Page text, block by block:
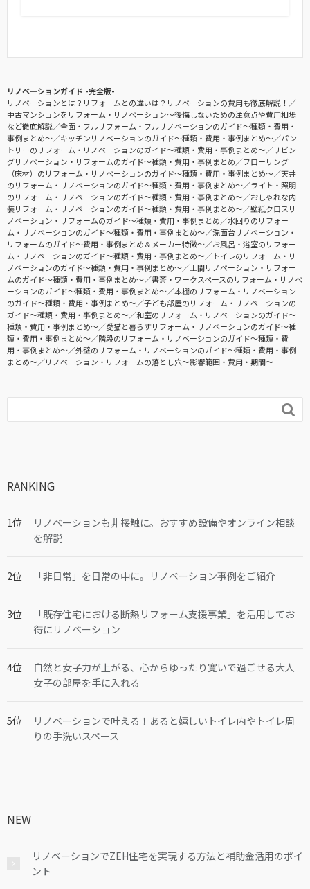
リノベーションガイド -完全版-
リノベーションとは？リフォームとの違いは？リノベーションの費用も徹底解説！
中古マンションをリフォーム・リノベーション〜後悔しないための注意点や費用相場
など徹底解説
全面・フルリフォーム・フルリノベーションのガイド〜種類・費用・
事例まとめ〜
キッチンリノベーションのガイド〜種類・費用・事例まとめ〜
パン
トリーのリフォーム・リノベーションのガイド〜種類・費用・事例まとめ〜
リビン
グリノベーション・リフォームのガイド〜種類・費用・事例まとめ
フローリング
（床材）のリフォーム・リノベーションのガイド〜種類・費用・事例まとめ〜
天井
のリフォーム・リノベーションのガイド〜種類・費用・事例まとめ〜
ライト・照明
のリフォーム・リノベーションのガイド〜種類・費用・事例まとめ〜
おしゃれな内
装リフォーム・リノベーションのガイド〜種類・費用・事例まとめ〜
壁紙クロスリ
ノベーション・リフォームのガイド〜種類・費用・事例まとめ
水回りのリフォー
ム・リノベーションのガイド〜種類・費用・事例まとめ〜
洗面台リノベーション・
リフォームのガイド〜費用・事例まとめ＆メーカー特徴〜
お風呂・浴室のリフォー
ム・リノベーションのガイド〜種類・費用・事例まとめ〜
トイレのリフォーム・リ
ノベーションのガイド〜種類・費用・事例まとめ〜
土間リノベーション・リフォー
ムのガイド〜種類・費用・事例まとめ〜
書斎・ワークスペースのリフォーム・リノベ
ーションのガイド〜種類・費用・事例まとめ〜
本棚のリフォーム・リノベーション
のガイド〜種類・費用・事例まとめ〜
子ども部屋のリフォーム・リノベーションの
ガイド〜種類・費用・事例まとめ〜
和室のリフォーム・リノベーションのガイド〜
種類・費用・事例まとめ〜
愛猫と暮らすリフォーム・リノベーションのガイド〜種
類・費用・事例まとめ〜
階段のリフォーム・リノベーションのガイド〜種類・費
用・事例まとめ〜
外壁のリフォーム・リノベーションのガイド〜種類・費用・事例
まとめ〜
リノベーション・リフォームの落とし穴～影響範囲・費用・期間～

RANKING
リノベーションも非接触に。おすすめ設備やオンライン相談
を解説
「非日常」を日常の中に。リノベーション事例をご紹介
「既存住宅における断熱リフォーム支援事業」を活用してお
得にリノベーション
自然と女子力が上がる、心からゆったり寛いで過ごせる大人
女子の部屋を手に入れる
リノベーションで叶える！あると嬉しいトイレ内やトイレ周
りの手洗いスペース
NEW
リノベーションでZEH住宅を実現する方法と補助金活用のポイ
ント